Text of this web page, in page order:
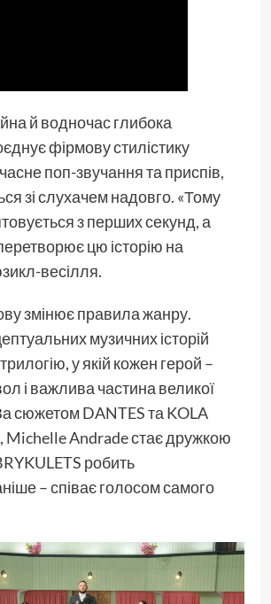
й водночас глибока
фірмову стилістику
поп-звучання та приспів,
зі слухачем надовго. «Тому
з перших секунд, а
цю історію на
весілля.
змінює правила жанру.
музичних історій
у якій кожен герой –
і важлива частина великої
сюжетом DANTES та KOLA
Michelle Andrade стає дружкою
робить
– співає голосом самого